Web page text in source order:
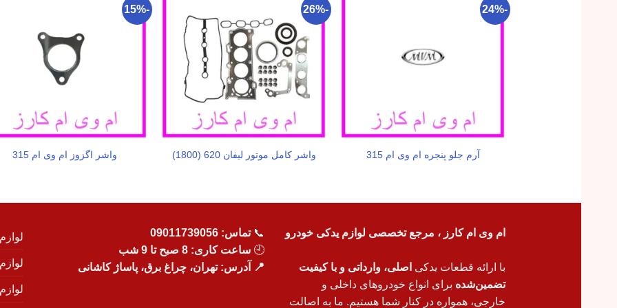
-24%
آرم جلو پنجره ام وی ام 315
-26%
واشر کامل موتور لیفان 620 (1800)
-15%
واشر اگزوز ام وی ام 315
ام وی ام کارز ، مرجع تخصصی لوازم یدکی خودرو
با ارائه قطعات یدکی اصلی، وارداتی و با کیفیت
تضمین‌شده برای انواع خودروهای داخلی و
خارجی، همواره در کنار شما هستیم. ما به اصالت
📞تماس: 09011739056
🕘 ساعت کاری: 8 صبح تا 9 شب
📍 آدرس: تهران، چراغ برق، پاساژ کاشانی